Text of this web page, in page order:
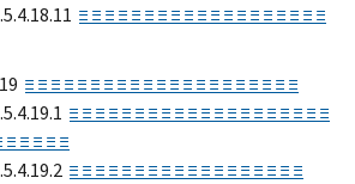
≡ ≡ ≡ ≡ ≡ ≡ ≡ ≡ ≡ ≡ ≡ ≡ ≡ ≡ ≡ ≡ ≡ ≡ ≡
≡ ≡ ≡ ≡ ≡ ≡ ≡ ≡ ≡ ≡ ≡ ≡ ≡ ≡ ≡ ≡ ≡ ≡ ≡ ≡ ≡
≡ ≡ ≡ ≡ ≡ ≡ ≡ ≡ ≡ ≡ ≡ ≡ ≡ ≡ ≡ ≡ ≡ ≡ ≡ ≡
≡ ≡ ≡ ≡ ≡
≡ ≡ ≡ ≡ ≡ ≡ ≡ ≡ ≡ ≡ ≡ ≡ ≡ ≡ ≡ ≡ ≡ ≡